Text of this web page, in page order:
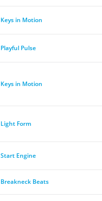
Keys in Motion
Playful Pulse
Keys in Motion
Light Form
Start Engine
Breakneck Beats